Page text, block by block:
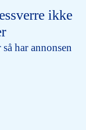
ikke
har annonsen